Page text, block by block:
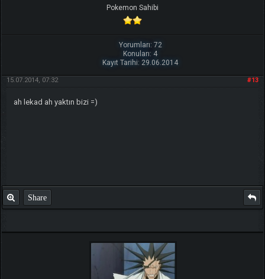
Pokemon Sahibi
Yorumları: 72
Konuları: 4
Kayıt Tarihi: 29.06.2014
#13
15.07.2014, 07:32
ah lekad ah yaktın bizi =)
Share